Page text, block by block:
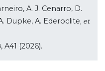
A. J. Cenarro, D.
Dupke, A. Ederoclite, et
, A41 (2026).